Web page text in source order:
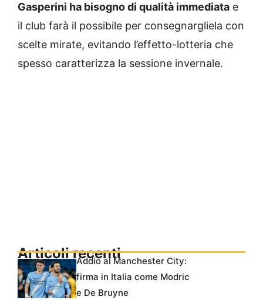
Gasperini ha bisogno di qualità immediata e
il club farà il possibile per consegnargliela con
scelte mirate, evitando l’effetto-lotteria che
spesso caratterizza la sessione invernale.
Articoli recentiAddio al Manchester City:
firma in Italia come Modric
e De Bruyne